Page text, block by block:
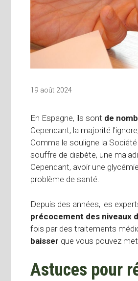
19 août 2024
En Espagne, ils sont de
Cependant, la majorité
Comme le souligne la
souffre de diabète, une
Cependant, avoir une
problème de santé.
Depuis des années, les
précocement des niveaux
fois par des traitements
baisser que vous pouvez
Astuces pour